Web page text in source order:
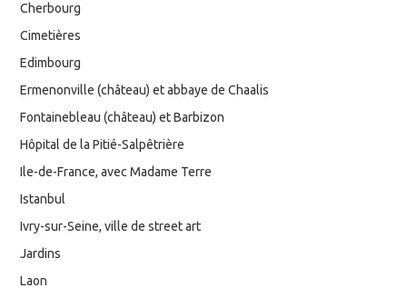
Cherbourg
Cimetières
Edimbourg
Ermenonville (château) et abbaye de Chaalis
Fontainebleau (château) et Barbizon
Hôpital de la Pitié-Salpêtrière
Ile-de-France, avec Madame Terre
Istanbul
Ivry-sur-Seine, ville de street art
Jardins
Laon